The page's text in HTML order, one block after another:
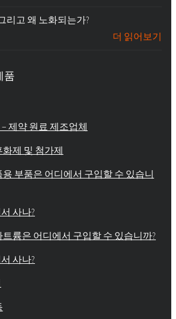
리고 왜 노화되는가?
더 읽어보기
품
– 제약 원료 제조업체
제 및 첨가제
부품은 어디에서 구입할 수 있습니
사나?
륨은 어디에서 구입할 수 있습니까?
사나?